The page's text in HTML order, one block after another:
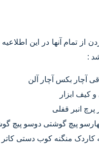
از تمام آنها در این
:
آچار بکس آچار آلن
کیف ابزار
پرچ انبر قفلی
چهارسو پیچ گوشتی دوسو
کاردک منگنه کوب دستی